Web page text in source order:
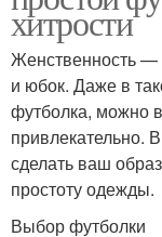
хитрости
Женственность —
и юбок. Даже в
футболка, можно
привлекательно.
сделать ваш
простоту одежды.
Выбор футболки